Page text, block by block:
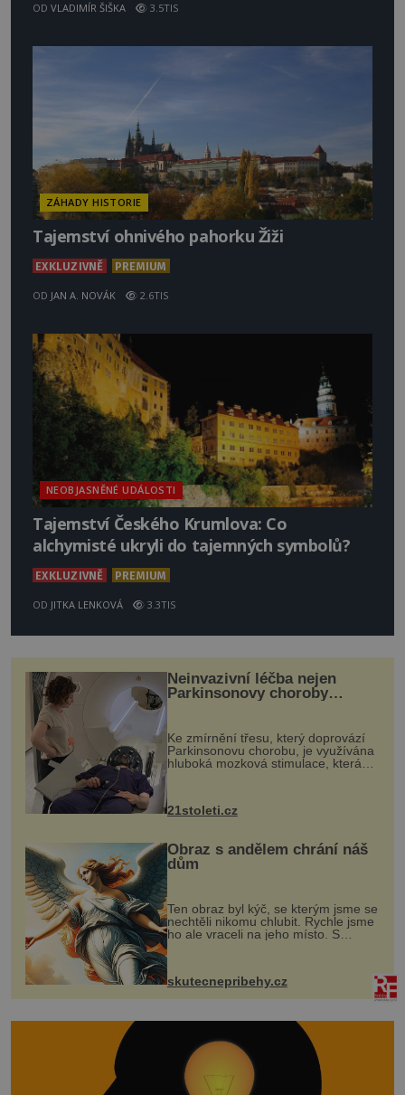
OD VLADIMÍR ŠIŠKA 3.5TIS
ZÁHADY HISTORIE
Tajemství ohnivého pahorku Žiži
EXKLUZIVNĚ PREMIUM
OD JAN A. NOVÁK 2.6TIS
NEOBJASNĚNÉ UDÁLOSTI
Tajemství Českého Krumlova: Co
alchymisté ukryli do tajemných symbolů?
EXKLUZIVNĚ PREMIUM
OD JITKA LENKOVÁ 3.3TIS
Neinvazivní léčba nejen
Parkinsonovy choroby
Ke zmírnění třesu, který doprovází
Parkinsonovu chorobu, je využívána
hluboká mozková stimulace, která
však vyžaduje vysoce invazivní
k dostatečně přesnému zacílení ...
21stoleti.cz
Obraz s andělem chrání náš
dům
Ten obraz byl kýč, se kterým jsme se
nechtěli nikomu chlubit. Rychle jsme
ho ale vraceli na jeho místo. S
manželem Vaškem jsme si pořídili
chaloupku, takový domek na severu
Čech, kde jsme si naplánova...
skutecnepribehy.cz